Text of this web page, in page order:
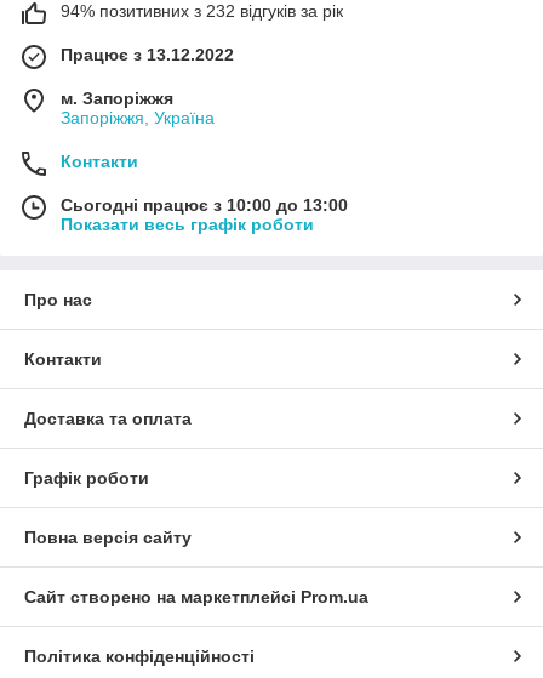
94% позитивних з 232 відгуків за рік
Працює з 13.12.2022
м. Запоріжжя
Запоріжжя, Україна
Контакти
Сьогодні працює з 10:00 до 13:00
Показати весь графік роботи
Про нас
Контакти
Доставка та оплата
Графік роботи
Повна версія сайту
Сайт створено на маркетплейсі Prom.ua
Політика конфіденційності